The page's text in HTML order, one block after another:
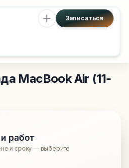
Записаться
MacBook Air (11-
работ
и сроку — выберите